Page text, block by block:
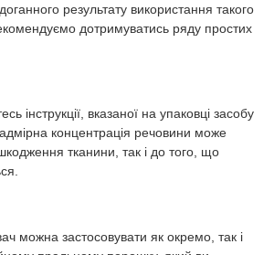
результату використання такого
дотримуватись ряду простих
інструкції, вказаної на упаковці засобу
концентрація речовини може
тканини, так і до того, що
можна застосовувати як окремо, так і